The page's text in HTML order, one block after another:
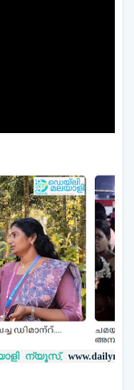
www.dailymalayaly.com